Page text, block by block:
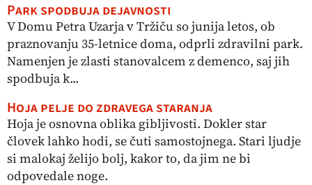
Park spodbuja dejavnosti
V Domu Petra Uzarja v Tržiču so junija letos, ob
praznovanju 35-letnice doma, odprli zdravilni park.
Namenjen je zlasti stanovalcem z demenco, saj jih
spodbuja k...
Hoja pelje do zdravega staranja
Hoja je osnovna oblika gibljivosti. Dokler star
človek lahko hodi, se čuti samostojnega. Stari ljudje
si malokaj želijo bolj, kakor to, da jim ne bi
odpovedale noge.